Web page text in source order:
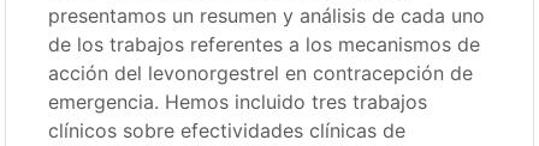
presentamos un resumen y análisis de cada uno
de los trabajos referentes a los mecanismos de
acción del levonorgestrel en contracepción de
emergencia. Hemos incluido tres trabajos
clínicos sobre efectividades clínicas de